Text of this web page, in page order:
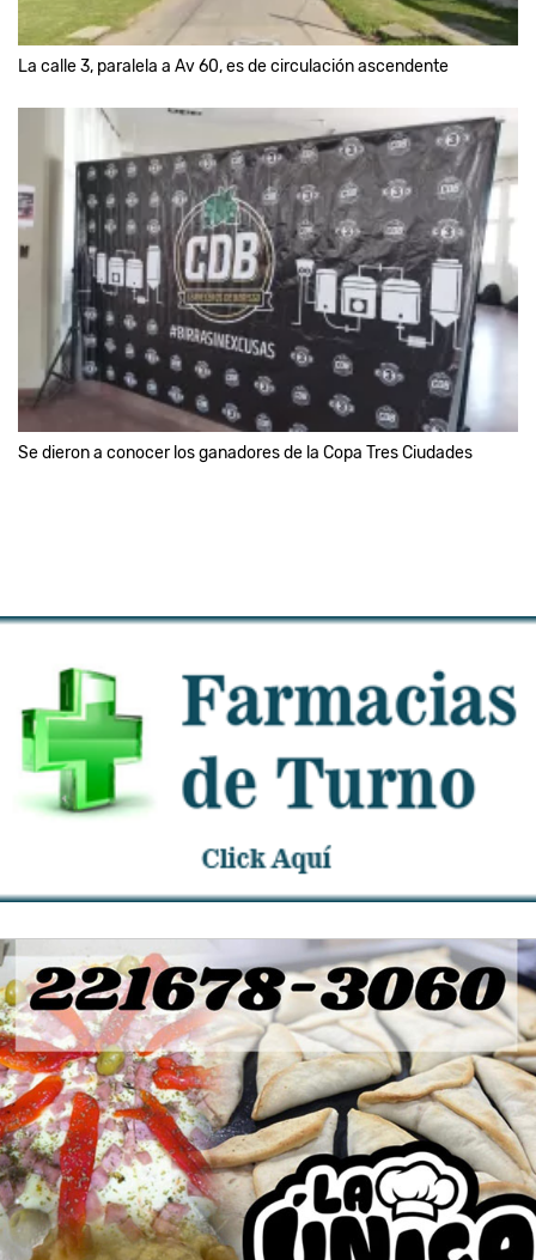
La calle 3, paralela a Av 60, es de circulación ascendente
Se dieron a conocer los ganadores de la Copa Tres Ciudades